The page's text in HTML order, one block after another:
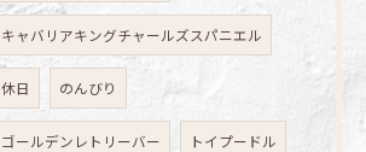
キャバリアキングチャールズスパニエル
休日 のんびり
ゴールデンレトリーバー トイプードル